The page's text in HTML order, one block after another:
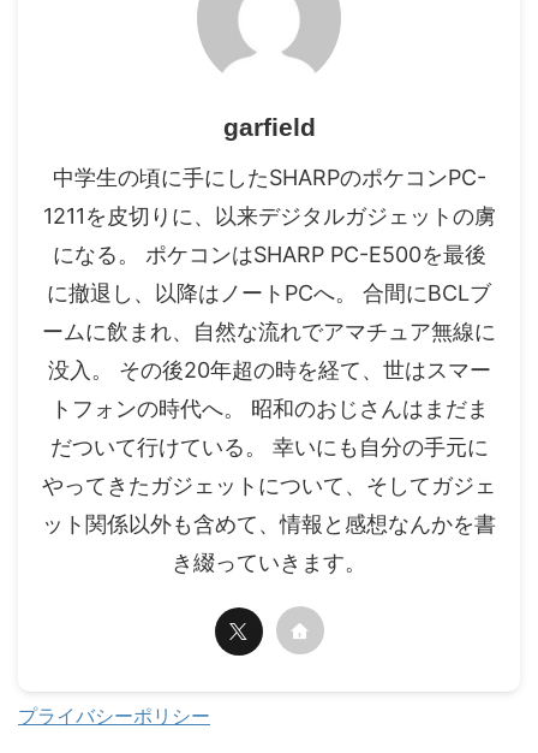
garfield
中学生の頃に手にしたSHARPのポケコンPC-
1211を皮切りに、以来デジタルガジェットの虜
になる。 ポケコンはSHARP PC-E500を最後
に撤退し、以降はノートPCへ。 合間にBCLブ
ームに飲まれ、自然な流れでアマチュア無線に
没入。 その後20年超の時を経て、世はスマー
トフォンの時代へ。 昭和のおじさんはまだま
だついて行けている。 幸いにも自分の手元に
やってきたガジェットについて、そしてガジェ
ット関係以外も含めて、情報と感想なんかを書
き綴っていきます。
プライバシーポリシー